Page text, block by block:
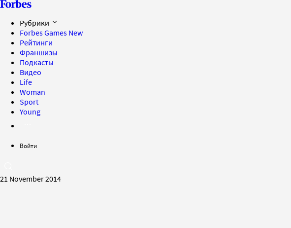
Рубрики
Forbes Games New
Рейтинги
Франшизы
Подкасты
Видео
Life
Woman
Sport
Young
Войти
21 November 2014